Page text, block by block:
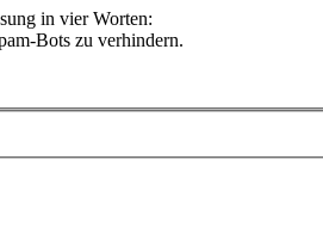
in vier Worten:
Bots zu verhindern.